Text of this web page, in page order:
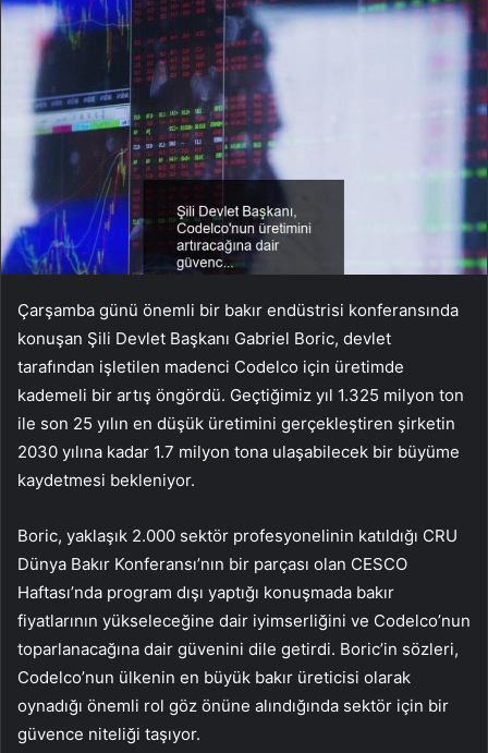
Çarşamba günü önemli bir bakır endüstrisi konferansında
konuşan Şili Devlet Başkanı Gabriel Boric, devlet
tarafından işletilen madenci Codelco için üretimde
kademeli bir artış öngördü. Geçtiğimiz yıl 1.325 milyon ton
ile son 25 yılın en düşük üretimini gerçekleştiren şirketin
2030 yılına kadar 1.7 milyon tona ulaşabilecek bir büyüme
kaydetmesi bekleniyor.
Boric, yaklaşık 2.000 sektör profesyonelinin katıldığı CRU
Dünya Bakır Konferansı’nın bir parçası olan CESCO
Haftası’nda program dışı yaptığı konuşmada bakır
fiyatlarının yükseleceğine dair iyimserliğini ve Codelco’nun
toparlanacağına dair güvenini dile getirdi. Boric’in sözleri,
Codelco’nun ülkenin en büyük bakır üreticisi olarak
oynadığı önemli rol göz önüne alındığında sektör için bir
güvence niteliği taşıyor.